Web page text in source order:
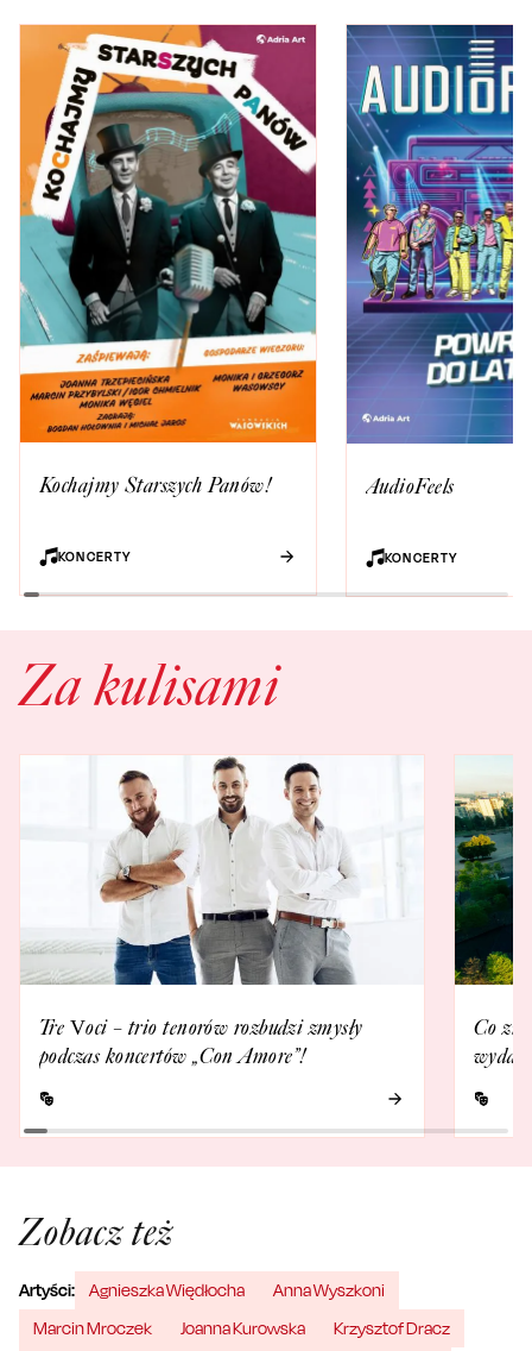
Kochajmy Starszych Panów!
KONCERTY
AudioFeels
KONCERTY
Za kulisami
Tre Voci – trio tenorów rozbudzi zmysły
podczas koncertów „Con Amore”!
Co
Zobacz też
Artyści: Agnieszka Więdłocha
Anna Wyszkoni
Marcin Mroczek
Joanna Kurowska Krzysztof Dracz